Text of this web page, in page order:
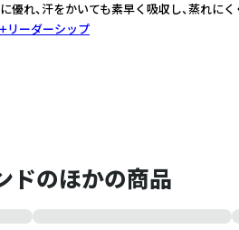
れ、汗をかいても素早く吸収し、蒸れにく
リーダーシップ
ドのほかの商品